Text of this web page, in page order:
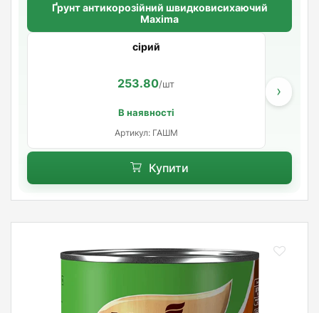
Ґрунт антикорозійний швидковисихаючий
Maxima
сірий
253.80/шт
В наявності
Артикул: ГАШМ
›
Купити